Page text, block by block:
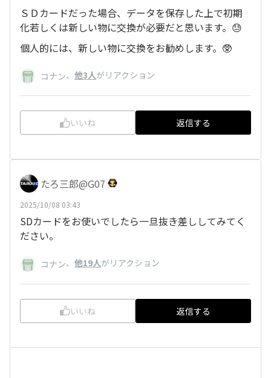
ＳＤカードだった場合、データを保存した上で初期
化若しくは新しい物に交換が必要だと思います。😓
個人的には、新しい物に交換をお勧めします。🥸
コナン、 他3人がリアクション
いいね 返信する
たろ三郎@G07
2025/10/08 03:43
SDカードをお使いでしたら一旦抜き差ししてみてく
ださい。
コナン、 他19人がリアクション
いいね 返信する